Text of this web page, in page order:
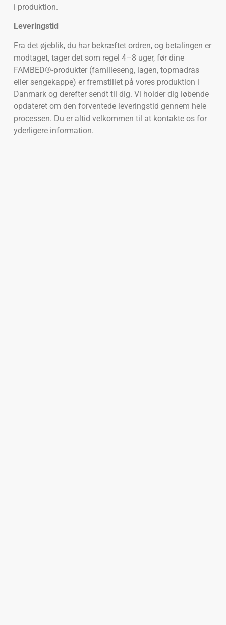
i produktion.
Leveringstid
Fra det øjeblik, du har bekræftet ordren, og betalingen er
modtaget, tager det som regel 4–8 uger, før dine
FAMBED®-produkter (familieseng, lagen, topmadras
eller sengekappe) er fremstillet på vores produktion i
Danmark og derefter sendt til dig. Vi holder dig løbende
opdateret om den forventede leveringstid gennem hele
processen. Du er altid velkommen til at kontakte os for
yderligere information.